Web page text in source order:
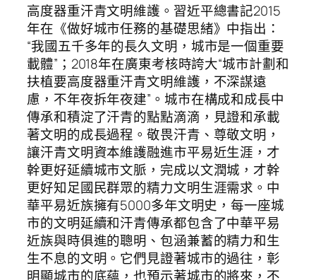
高度器重汗青文明維護。習近平總書記2015
年在《做好城市任務的基礎思緒》中指出：
“我國五千多年的長久文明，城市是一個重要
載體”；2018年在廣東考核時誇大“城市計劃和
扶植要高度器重汗青文明維護，不深謀遠
慮，不年夜拆年夜建”。城市在構成和成長中
傳承和積淀了汗青的點點滴滴，見證和承載
著文明的成長過程。敬畏汗青、尊敬文明，
讓汗青文明資本維護融進市平易近生涯，才
幹更好延續城市文脈，完成以文潤城，才幹
更好知足國民群眾的精力文明生涯需求。中
華平易近族擁有5000多年文明史，每一座城
市的文明延續和汗青傳承都包含了中華平易
近族與時俱進的聰明、包涵兼蓄的精力和生
生不息的文明。它們見證著城市的過往，彰
明顯城市的底蘊，也預示著城市的將來，不